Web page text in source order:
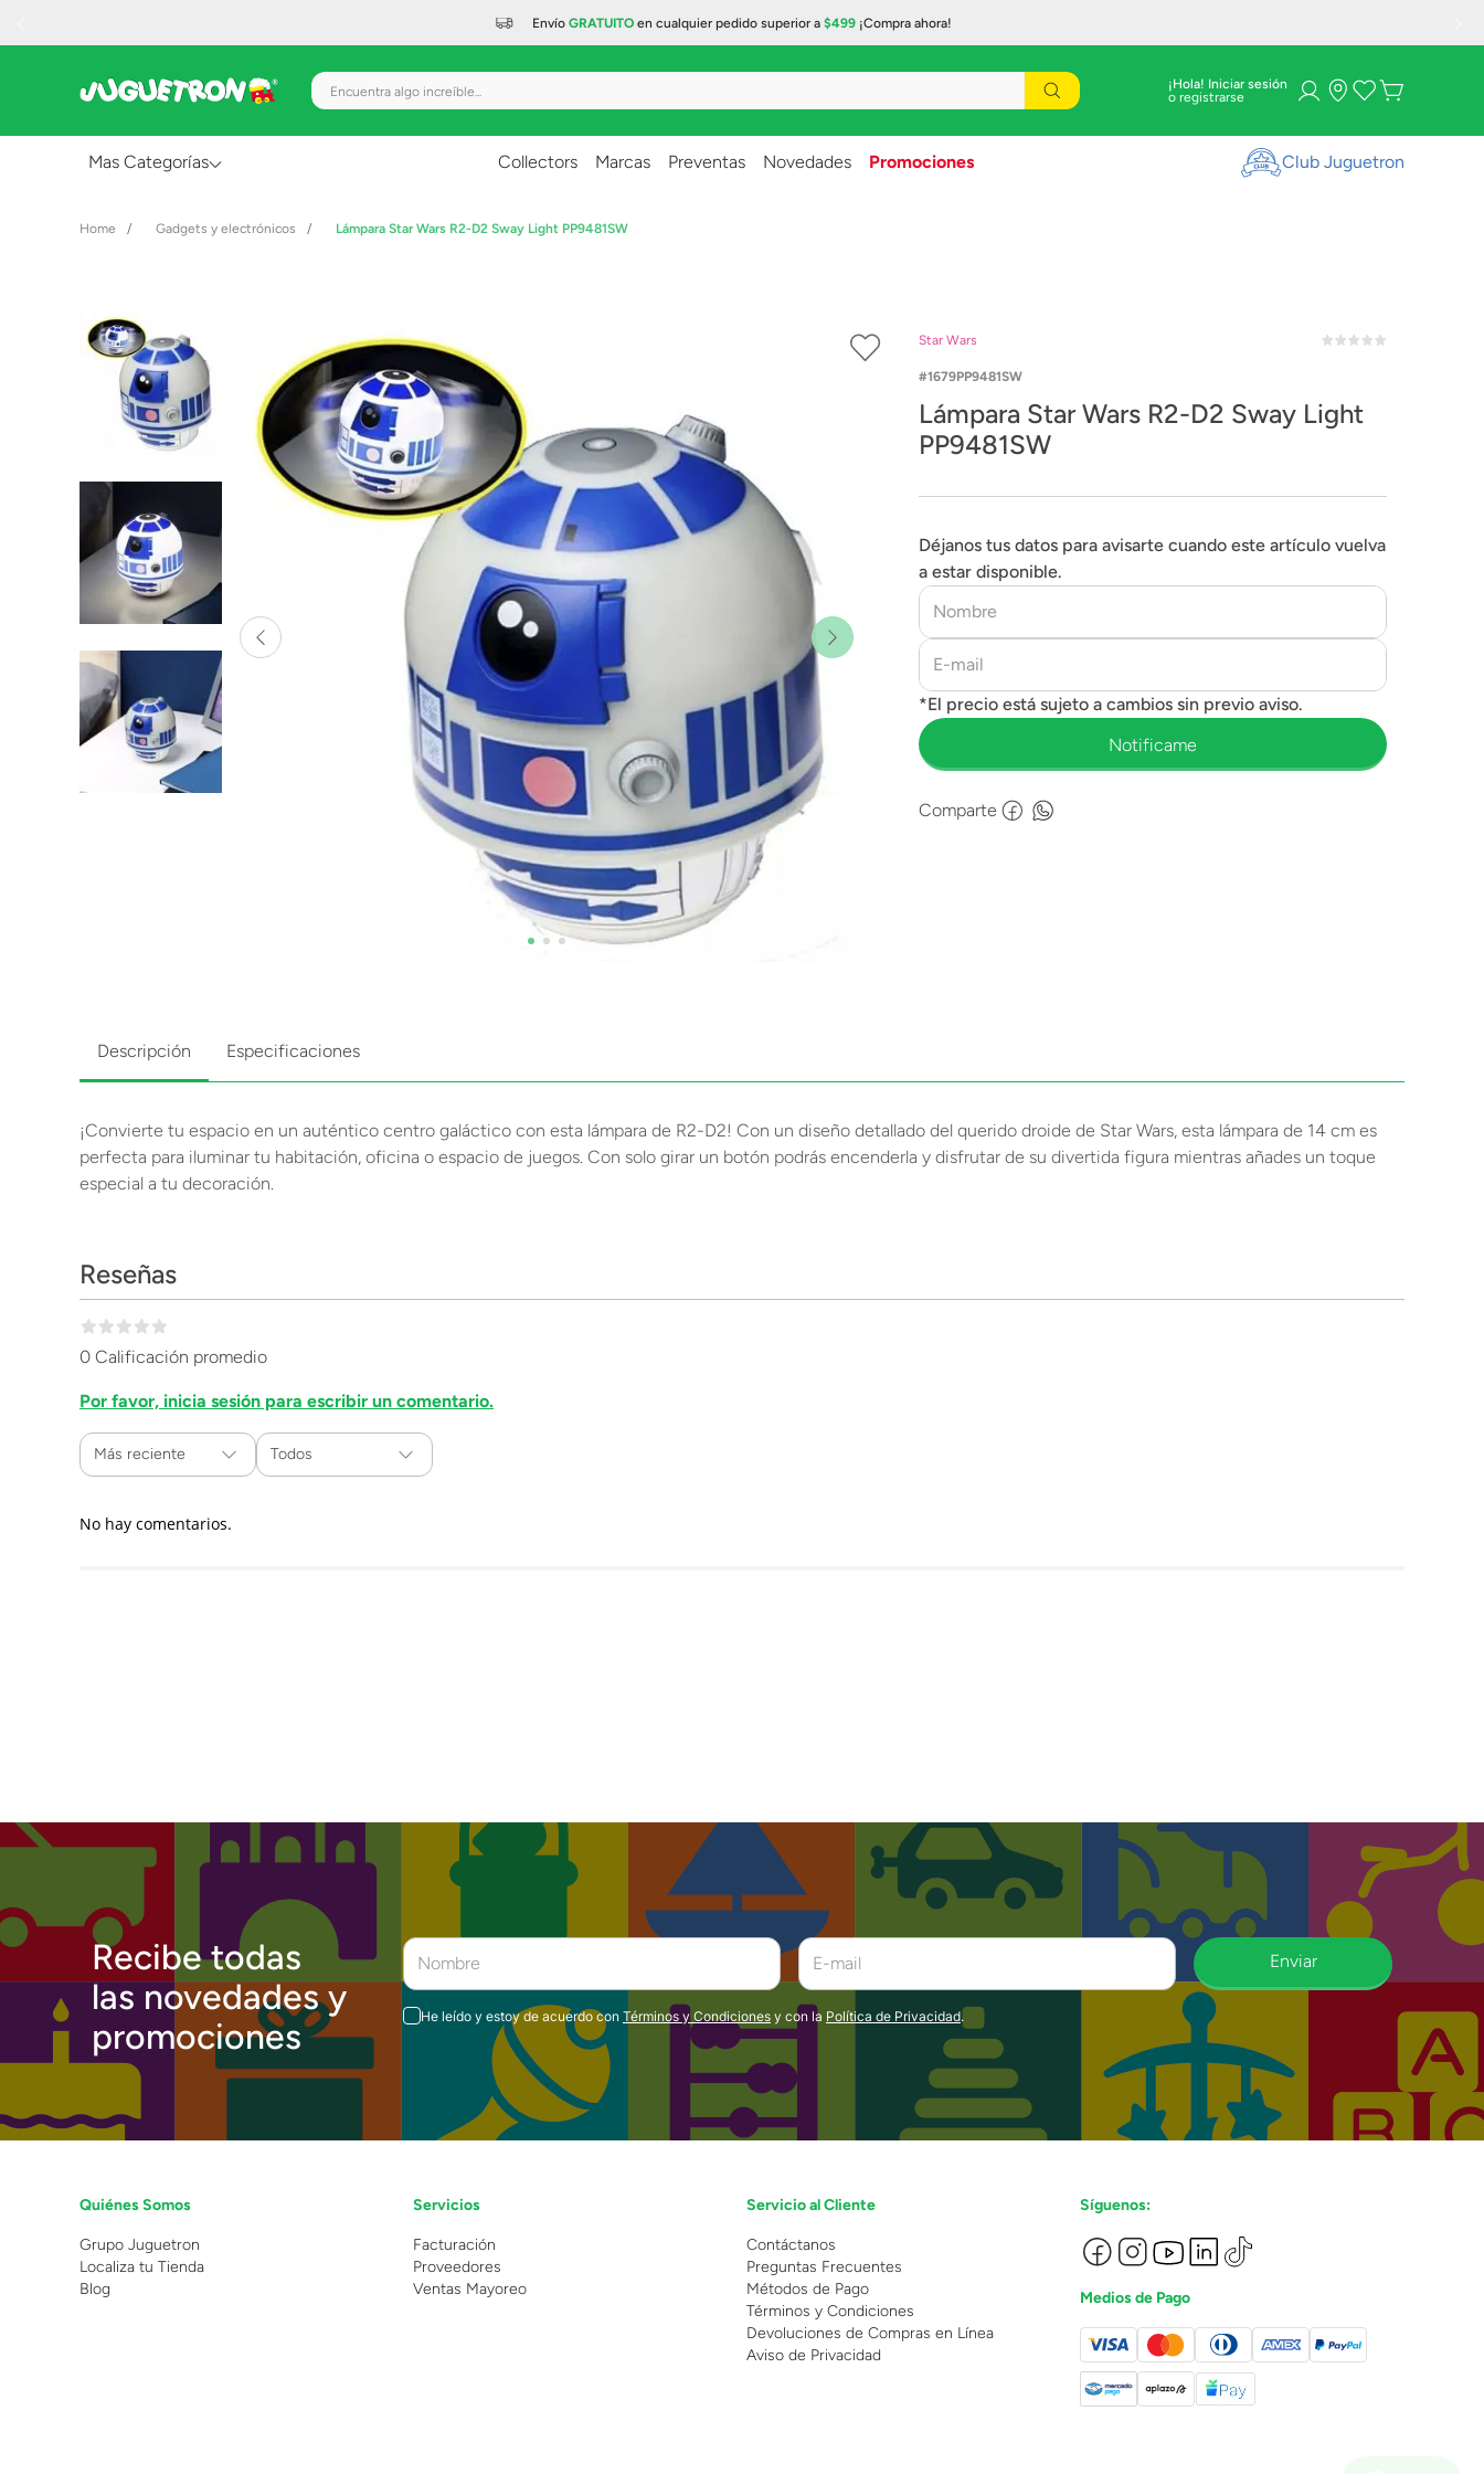
Envío GRATUITO en cualquier pedido superior a $499 ¡Compra ahora!
Encuentra algo increíble... ¡Hola! Iniciar sesión
Mas Categorías
Creatividad y Arte
Figuras de Acción
Gadgets y Electrónicos
Lanzadores
Muñecas
Construcción
Peluches
Vehículos y Pistas
Collectors Marcas Preventas Novedades Promociones Club Juguetron
Gadgets y electrónicos Lámpara Star Wars R2-D2 Sway Light PP9481SW
Star Wars
1679PP9481SW
Lámpara Star Wars R2-D2 Sway Light
PP9481SW
Déjanos tus datos para avisarte cuando este artículo vuelva
a estar disponible.
Comparte
Descripción Especificaciones
¡Convierte tu espacio en un auténtico centro galáctico con esta lámpara de R2-D2! Con un diseño detallado del querido droide de Star Wars, esta lámpara de 14 cm es
perfecta para iluminar tu habitación, oficina o espacio de juegos. Con solo girar un botón podrás encenderla y disfrutar de su divertida figura mientras añades un toque
especial a tu decoración.
Reseñas
0 Calificación promedio
Por favor, inicia sesión para escribir un comentario.
Más reciente Todos
No hay comentarios.
Recibe todas
las novedades y
promociones
Enviar
He leído y estoy de acuerdo con Términos y Condiciones y con la Política de Privacidad.
Quiénes Somos
Grupo Juguetron
Localiza tu Tienda
Blog
Servicios
Facturación
Proveedores
Ventas Mayoreo
Servicio al Cliente
Contáctanos
Preguntas Frecuentes
Métodos de Pago
Términos y Condiciones
Devoluciones de Compras en Línea
Aviso de Privacidad
Síguenos:
Medios de Pago